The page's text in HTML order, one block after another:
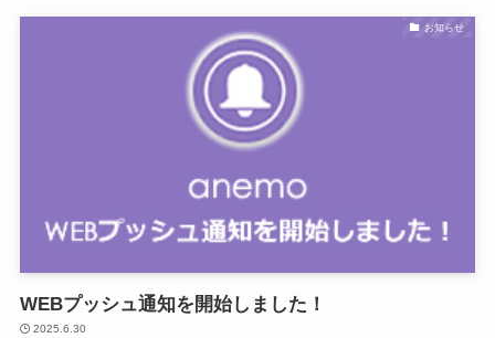
お知らせ
WEBプッシュ通知を開始しました！
2025.6.30